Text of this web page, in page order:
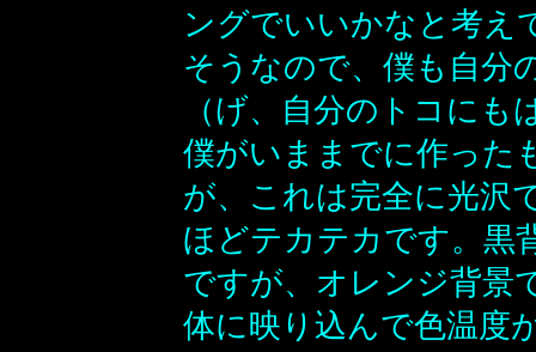
ングでいいかなと考え
そうなので、僕も自分
（げ、自分のトコに
僕がいままでに作った
が、これは完全に光沢
ほどテカテカです。黒
ですが、オレンジ背景
体に映り込んで色温度